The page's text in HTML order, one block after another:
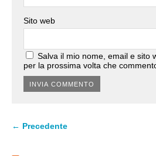
Sito web
Salva il mio nome, email e sito
per la prossima volta che
← Precedente